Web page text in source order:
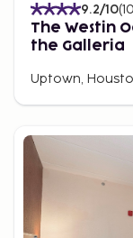
9.2/10(
The Westin
the Galleria
Uptown,